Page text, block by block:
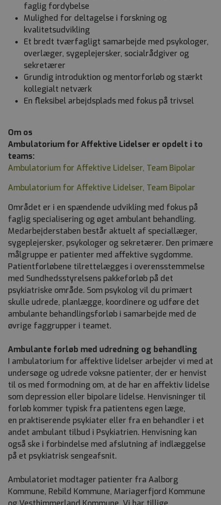
faglig fordybelse
Mulighed for deltagelse i forskning og
kvalitetsudvikling
Et bredt tværfagligt samarbejde med psykologer,
overlæger, sygeplejersker, socialrådgiver og
sekretærer
Grundig introduktion og mentorforløb og stærkt
kollegialt netværk
En fleksibel arbejdsplads med fokus på trivsel
Om os
Ambulatorium for Affektive Lidelser er opdelt i to
teams:
Ambulatorium for Affektive Lidelser, Team Bipolar
Ambulatorium for Affektive Lidelser, Team Bipolar
Området er i en spændende udvikling med fokus på
faglig specialisering og øget ambulant behandling.
Medarbejderstaben består aktuelt af speciallæger,
sygeplejersker, psykologer og sekretærer. Den primære
målgruppe er patienter med affektive sygdomme.
Patientforløbene tilrettelægges i overensstemmelse
med Sundhedsstyrelsens pakkeforløb på det
psykiatriske område. Som psykolog vil du primært
skulle udrede, planlægge, koordinere og udføre det
ambulante behandlingsforløb i samarbejde med de
øvrige faggrupper i teamet.
Ambulante forløb med udredning og behandling
I ambulatorium for affektive lidelser arbejder vi med at
undersøge og udrede voksne patienter, der er henvist
til os med formodning om, at de har en affektiv lidelse
som depression eller bipolare lidelse. Henvisninger til
forløb kommer typisk fra patientens egen læge,
en praktiserende psykiater eller fra en behandler i et
andet ambulant tilbud i Psykiatrien. Henvisning kan
også ske i forbindelse med afslutning af indlæggelse
på et psykiatrisk sengeafsnit.
Ambulatoriet modtager patienter fra Aalborg
Kommune, Rebild Kommune, Mariagerfjord Kommune